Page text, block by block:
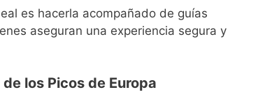
es hacerla acompañado de guías
aseguran una experiencia segura y
los Picos de Europa